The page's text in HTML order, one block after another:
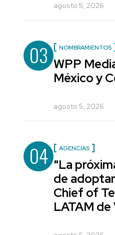
agosto 5, 2026
03 NOMBRAMIENTOS
WPP
México y
agosto 5, 2026
04 AGENCIAS
"La
de
Chief of
LATAM